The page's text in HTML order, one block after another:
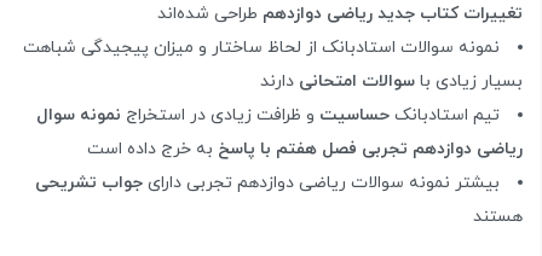
تغییرات کتاب جدید ریاضی دوازدهم طراحی شده‌اند
نمونه سوالات استادبانک از لحاظ ساختار و میزان پیجیدگی شباهت
بسیار زیادی با سوالات امتحانی دارند
تیم استادبانک حساسیت و ظرافت زیادی در استخراج نمونه سوال
ریاضی دوازدهم تجربی فصل هفتم با پاسخ به خرج داده است
بیشتر نمونه سوالات ریاضی دوازدهم تجربی دارای جواب تشریحی
هستند